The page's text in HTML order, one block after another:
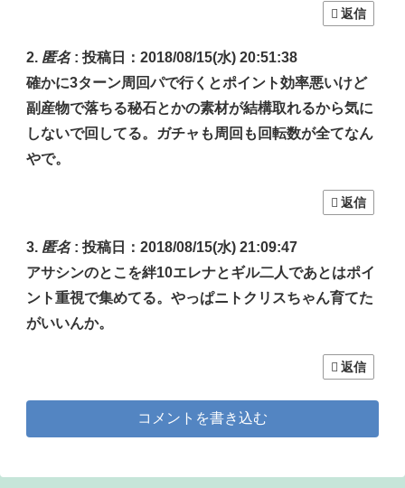
返信
匿名: 投稿日：2018/08/15(水) 20:51:38
確かに3ターン周回パで行くとポイント効率悪いけど
副産物で落ちる秘石とかの素材が結構取れるから気に
しないで回してる。ガチャも周回も回転数が全てなん
やで。
返信
匿名: 投稿日：2018/08/15(水) 21:09:47
アサシンのとこを絆10エレナとギル二人であとはポイ
ント重視で集めてる。やっぱニトクリスちゃん育てた
がいいんか。
返信
コメントを書き込む